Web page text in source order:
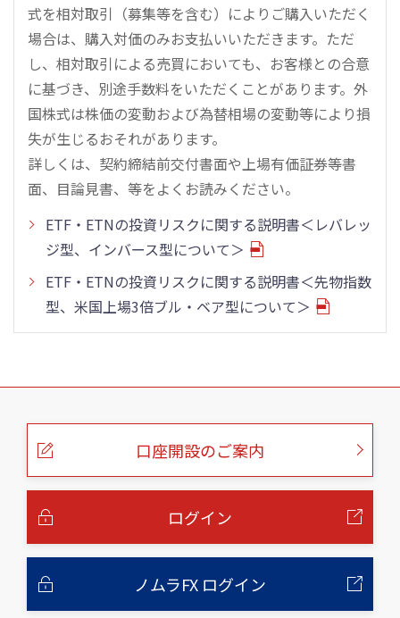
式を相対取引（募集等を含む）によりご購入いただく
場合は、購入対価のみお支払いいただきます。ただ
し、相対取引による売買においても、お客様との合意
に基づき、別途手数料をいただくことがあります。外
国株式は株価の変動および為替相場の変動等により損
失が生じるおそれがあります。
詳しくは、契約締結前交付書面や上場有価証券等書
面、目論見書、等をよくお読みください。
ETF・ETNの投資リスクに関する説明書＜レバレッ
ジ型、インバース型について＞
ETF・ETNの投資リスクに関する説明書＜先物指数
型、米国上場3倍ブル・ベア型について＞
こ
口座開設のご案内
ログイン
ノムラFX ログイン